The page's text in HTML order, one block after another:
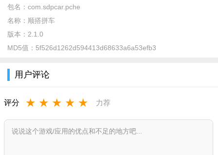
顺搭拼车app简介
方便都市中最不方便的问题。
包名： com.sdpcar.pche
名称： 顺搭拼车
版本： 2.1.0
MD5值： 5f526d1262d594413d68633a6a53efb3
用户评论
评分 ★ ★ ★ ★ ★ 力荐